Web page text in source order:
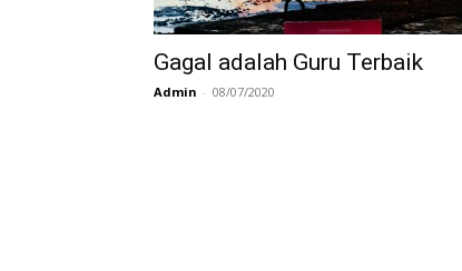
Gagal adalah Guru Terbaik
Admin - 08/07/2020